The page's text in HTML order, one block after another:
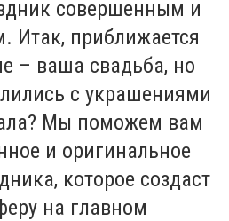
совершенным и
Итак, приближается
– ваша свадьба, но
с украшениями
Мы поможем вам
и оригинальное
которое создаст
на главном